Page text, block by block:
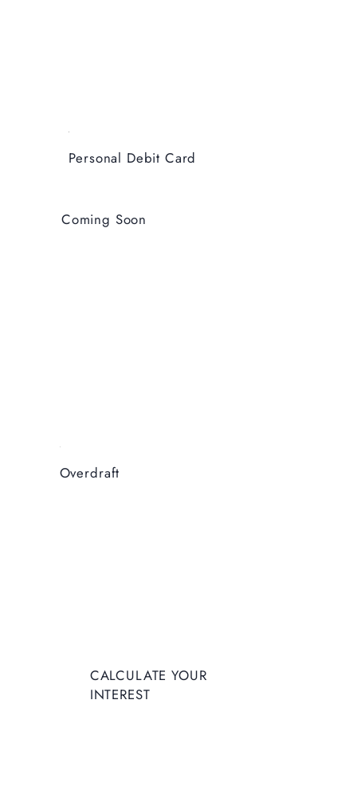
Personal Debit Card
Coming Soon
Overdraft
CALCULATE YOUR
INTEREST